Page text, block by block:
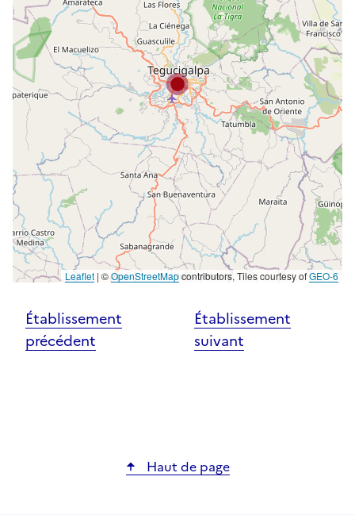
Leaflet | ©OpenStreetMapcontributors, Tiles courtesy ofGEO-6
Établissement
précédent
Établissement
suivant
Haut de page